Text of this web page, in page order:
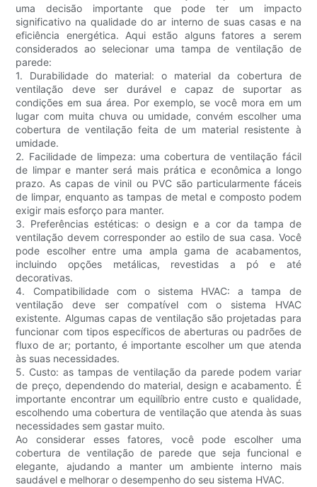
uma decisão importante que pode ter um impacto
significativo na qualidade do ar interno de suas casas e na
eficiência energética. Aqui estão alguns fatores a serem
considerados ao selecionar uma tampa de ventilação de
parede:
1. Durabilidade do material: o material da cobertura de
ventilação deve ser durável e capaz de suportar as
condições em sua área. Por exemplo, se você mora em um
lugar com muita chuva ou umidade, convém escolher uma
cobertura de ventilação feita de um material resistente à
umidade.
2. Facilidade de limpeza: uma cobertura de ventilação fácil
de limpar e manter será mais prática e econômica a longo
prazo. As capas de vinil ou PVC são particularmente fáceis
de limpar, enquanto as tampas de metal e composto podem
exigir mais esforço para manter.
3. Preferências estéticas: o design e a cor da tampa de
ventilação devem corresponder ao estilo de sua casa. Você
pode escolher entre uma ampla gama de acabamentos,
incluindo opções metálicas, revestidas a pó e até
decorativas.
4. Compatibilidade com o sistema HVAC: a tampa de
ventilação deve ser compatível com o sistema HVAC
existente. Algumas capas de ventilação são projetadas para
funcionar com tipos específicos de aberturas ou padrões de
fluxo de ar; portanto, é importante escolher um que atenda
às suas necessidades.
5. Custo: as tampas de ventilação da parede podem variar
de preço, dependendo do material, design e acabamento. É
importante encontrar um equilíbrio entre custo e qualidade,
escolhendo uma cobertura de ventilação que atenda às suas
necessidades sem gastar muito.
Ao considerar esses fatores, você pode escolher uma
cobertura de ventilação de parede que seja funcional e
elegante, ajudando a manter um ambiente interno mais
saudável e melhorar o desempenho do seu sistema HVAC.